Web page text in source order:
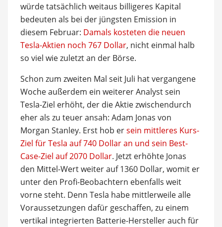
würde tatsächlich weitaus billigeres Kapital
bedeuten als bei der jüngsten Emission in
diesem Februar: Damals kosteten die neuen
Tesla-Aktien noch 767 Dollar, nicht einmal halb
so viel wie zuletzt an der Börse.
Schon zum zweiten Mal seit Juli hat vergangene
Woche außerdem ein weiterer Analyst sein
Tesla-Ziel erhöht, der die Aktie zwischendurch
eher als zu teuer ansah: Adam Jonas von
Morgan Stanley. Erst hob ersein mittleres Kurs-
Ziel für Tesla auf 740 Dollar an und sein Best-
Case-Ziel auf 2070 Dollar. Jetzt erhöhte Jonas
den Mittel-Wert weiter auf 1360 Dollar, womit er
unter den Profi-Beobachtern ebenfalls weit
vorne steht. Denn Tesla habe mittlerweile alle
Voraussetzungen dafür geschaffen, zu einem
vertikal integrierten Batterie-Hersteller auch für